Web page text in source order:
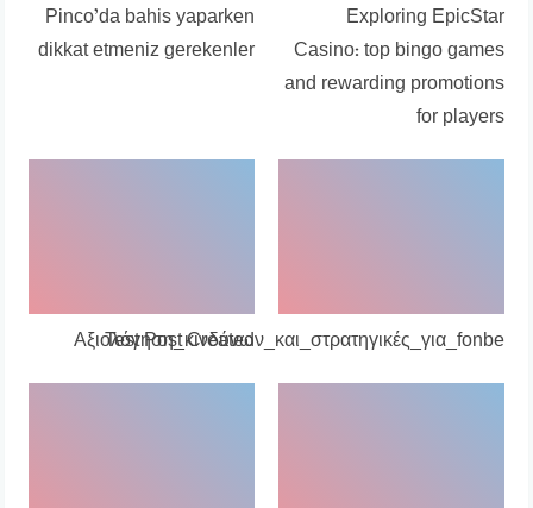
Exploring EpicStar
Casino: top bingo games
and rewarding promotions
for players
Pinco’da bahis yaparken
dikkat etmeniz gerekenler
Αξιολόγηση_κινδύνων_και_στρατηγικές_για_fonbe
Test Post Created